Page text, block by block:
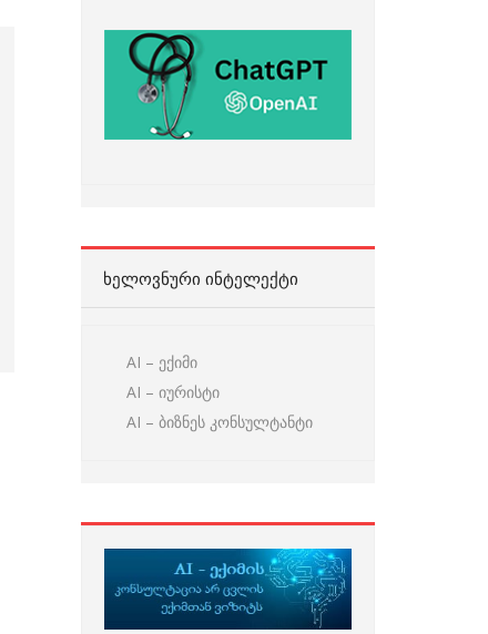
ᲮᲔᲚᲝᲕᲜᲣᲠᲘ ᲘᲜᲢᲔᲚᲔᲥᲢᲘ
AI – ექიმი
AI – იურისტი
AI – ბიზნეს კონსულტანტი